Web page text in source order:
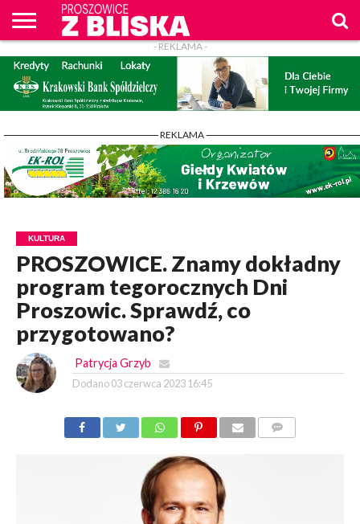
O
NAS
WIADOMOŚCI
ZAPYTAM
WPROST
CENNIK
REKLAM
PROSZOWICE
Z BLISKA
KONTAKT
- REKLAMA -
- REKLAMA -
KULTURA
PROSZOWICE. Znamy dokładny
program tegorocznych Dni
Proszowic. Sprawdź, co
przygotowano?
Patrycja Grzyb
Dodano 03 czerwca 2023 16:45